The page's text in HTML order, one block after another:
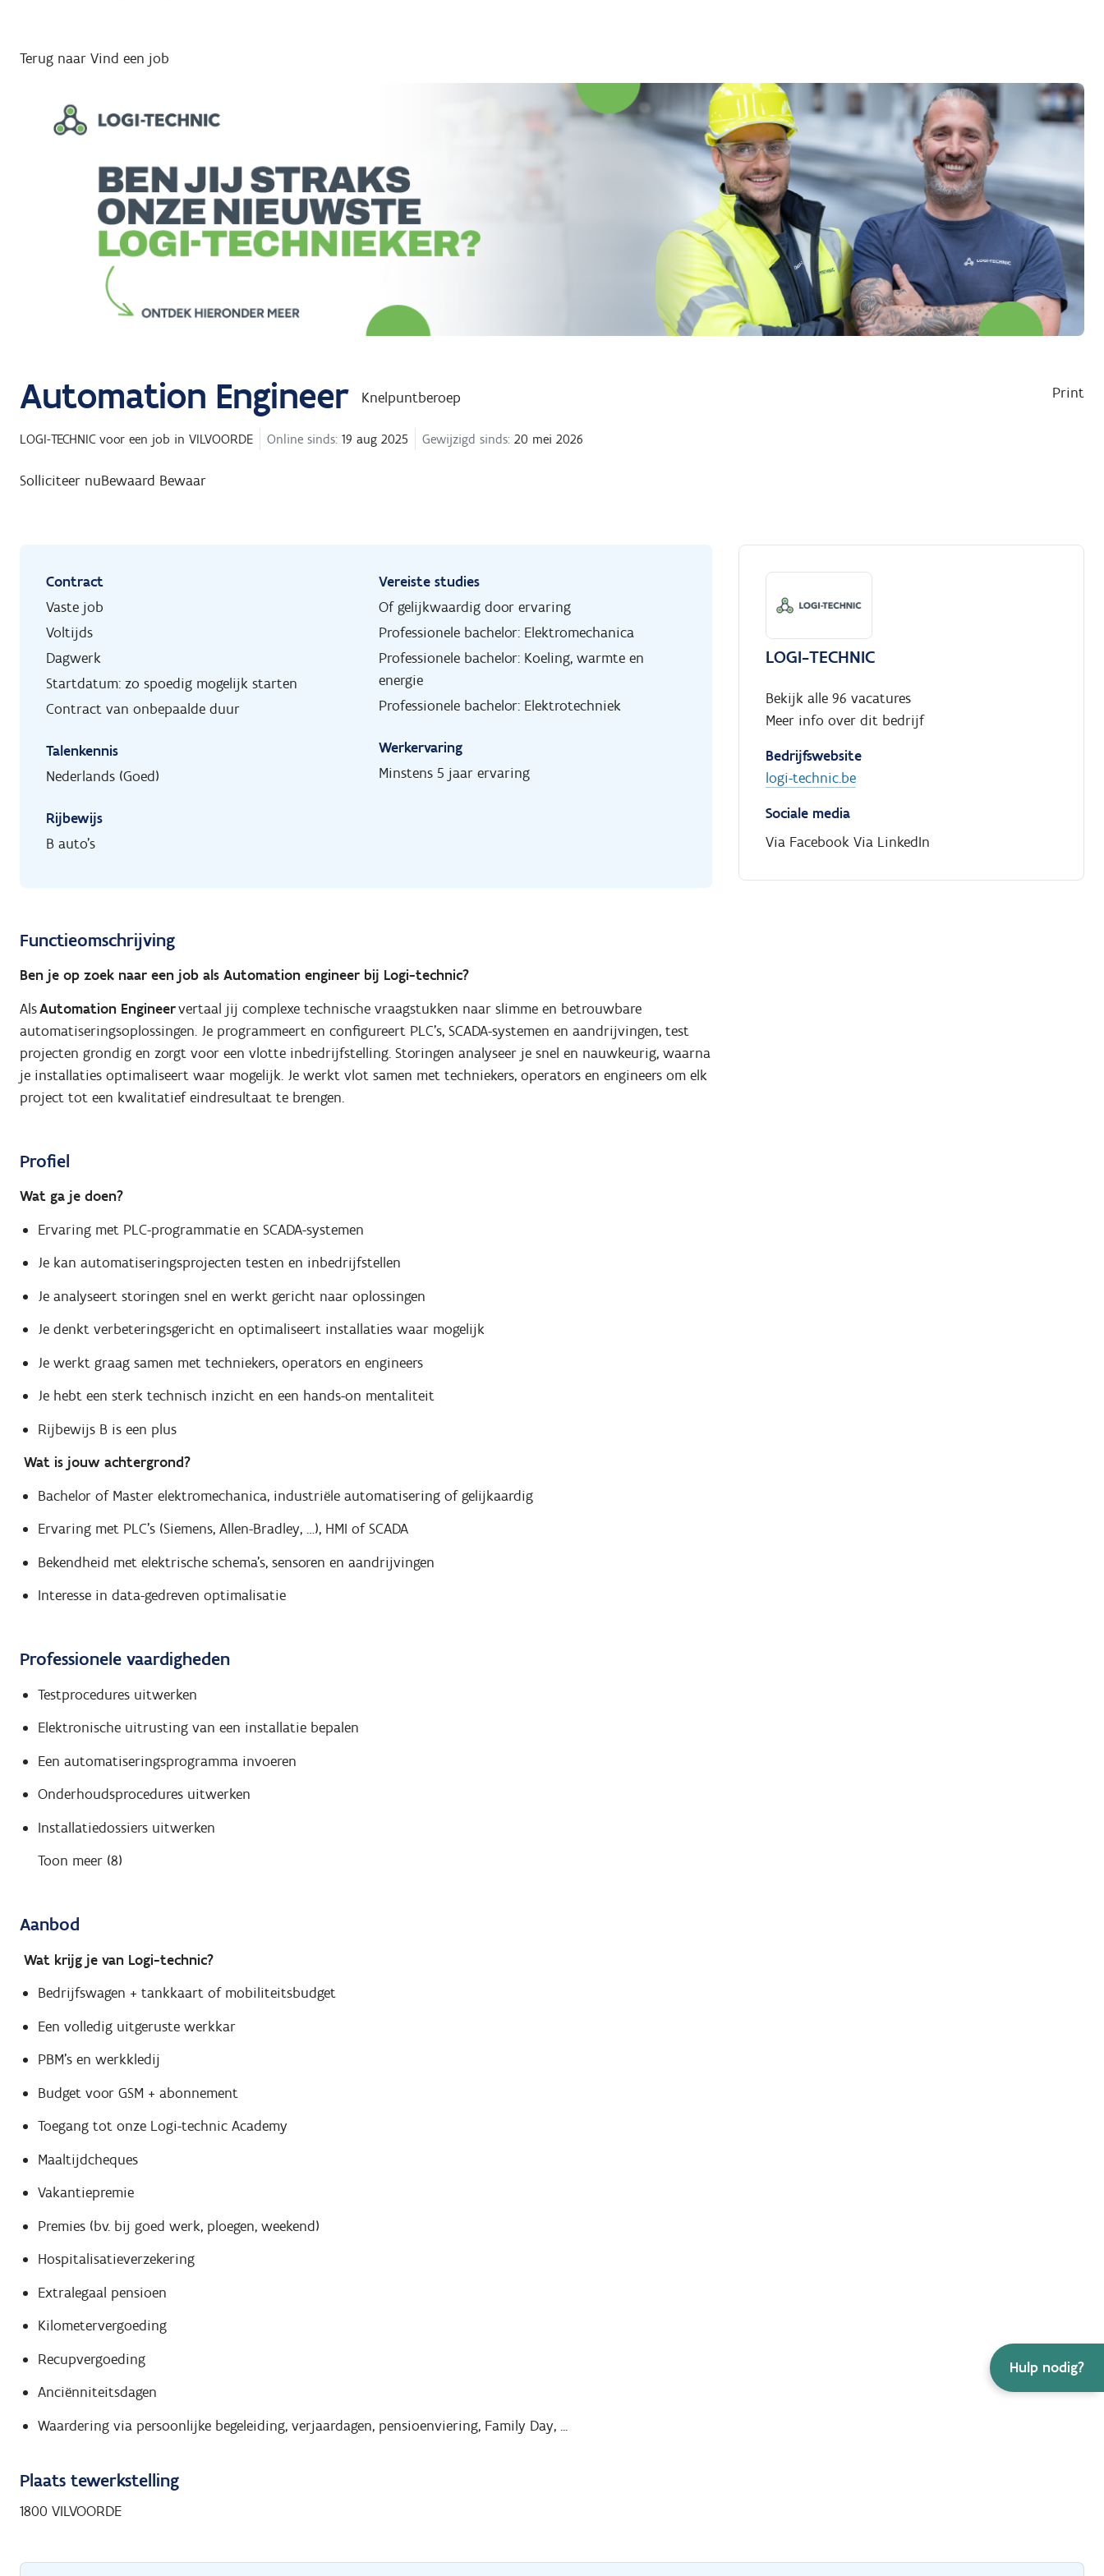
Hulp nodig?
Terug naar Vind een job
Automation Engineer Knelpuntberoep Print
LOGI-TECHNIC voor een job in VILVOORDE Online sinds: 19 aug 2025 Gewijzigd sinds: 20 mei 2026
Solliciteer nuBewaard Bewaar
Contract
Vaste job
Voltijds
Dagwerk
Startdatum: zo spoedig mogelijk starten
Contract van onbepaalde duur
Talenkennis
Nederlands (Goed)
Rijbewijs
B auto's
Vereiste studies
Of gelijkwaardig door ervaring
Professionele bachelor: Elektromechanica
Professionele bachelor: Koeling, warmte en
energie
Professionele bachelor: Elektrotechniek
Werkervaring
Minstens 5 jaar ervaring
Functieomschrijving
Ben je op zoek naar een job als Automation engineer bij Logi-technic?
AlsAutomation Engineervertaal jij complexe technische vraagstukken naar slimme en betrouwbare
automatiseringsoplossingen. Je programmeert en configureert PLC’s, SCADA-systemen en aandrijvingen, test
projecten grondig en zorgt voor een vlotte inbedrijfstelling. Storingen analyseer je snel en nauwkeurig, waarna
je installaties optimaliseert waar mogelijk. Je werkt vlot samen met techniekers, operators en engineers om elk
project tot een kwalitatief eindresultaat te brengen.
Profiel
Wat ga je doen?
Ervaring met PLC-programmatie en SCADA-systemen
Je kan automatiseringsprojecten testen en inbedrijfstellen
Je analyseert storingen snel en werkt gericht naar oplossingen
Je denkt verbeteringsgericht en optimaliseert installaties waar mogelijk
Je werkt graag samen met techniekers, operators en engineers
Je hebt een sterk technisch inzicht en een hands-on mentaliteit
Rijbewijs B is een plus
Wat is jouw achtergrond?
Bachelor of Master elektromechanica, industriële automatisering of gelijkaardig
Ervaring met PLC’s (Siemens, Allen-Bradley, …), HMI of SCADA
Bekendheid met elektrische schema’s, sensoren en aandrijvingen
Interesse in data-gedreven optimalisatie
Professionele vaardigheden
Testprocedures uitwerken
Elektronische uitrusting van een installatie bepalen
Een automatiseringsprogramma invoeren
Onderhoudsprocedures uitwerken
Installatiedossiers uitwerken
Toon meer (8)
Aanbod
Wat krijg je van Logi-technic?
Bedrijfswagen + tankkaart of mobiliteitsbudget
Een volledig uitgeruste werkkar
PBM’s en werkkledij
Budget voor GSM + abonnement
Toegang tot onze Logi-technic Academy
Maaltijdcheques
Vakantiepremie
Premies (bv. bij goed werk, ploegen, weekend)
Hospitalisatieverzekering
Extralegaal pensioen
Kilometervergoeding
Recupvergoeding
Anciënniteitsdagen
Waardering via persoonlijke begeleiding, verjaardagen, pensioenviering, Family Day, ...
LOGI-TECHNIC
Bekijk alle 96 vacatures
Meer info over dit bedrijf
Bedrijfswebsite
logi-technic.be
Sociale media
Via Facebook Via LinkedIn
Plaats tewerkstelling
1800 VILVOORDE